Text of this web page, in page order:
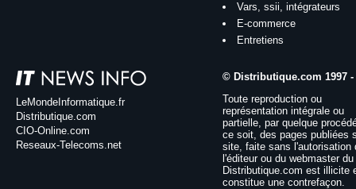
Vars, ssii, intégrateurs
E-commerce
Entretiens
LeMondeInformatique.fr
Distributique.com
CIO-Online.com
Reseaux-Telecoms.net
© Distributique.com 1997 -
Toute reproduction ou
représentation intégrale ou
partielle, par quelque
ce soit, des pages publiées
site, faite sans l'autorisation
l'éditeur ou du webmaster
Distributique.com est illicite
constitue une contrefaçon.